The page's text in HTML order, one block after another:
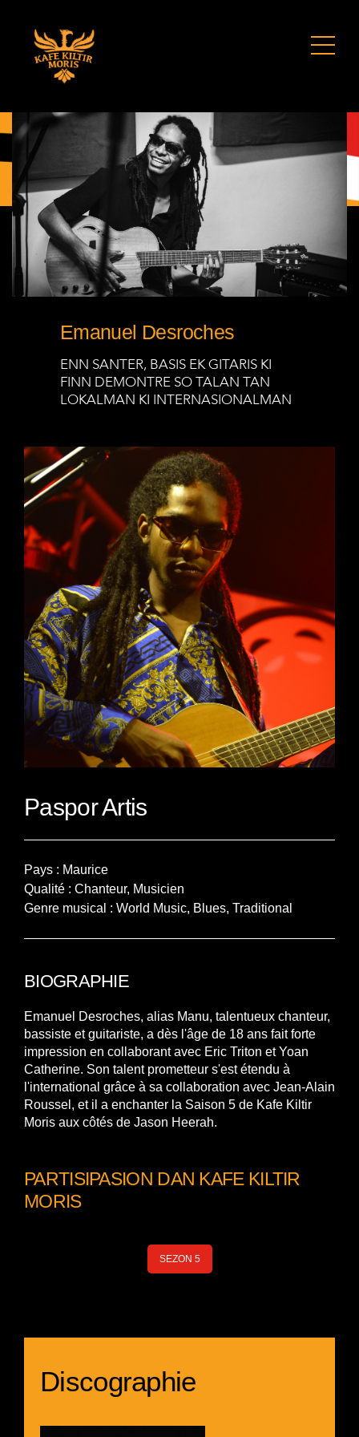
Emanuel Desroches
ENN SANTER, BASIS EK GITARIS KI
FINN DEMONTRE SO TALAN TAN
LOKALMAN KI INTERNASIONALMAN
Paspor Artis
Pays : Maurice
Qualité : Chanteur, Musicien
Genre musical : World Music, Blues, Traditional
BIOGRAPHIE
Emanuel Desroches, alias Manu, talentueux chanteur,
bassiste et guitariste, a dès l'âge de 18 ans fait forte
impression en collaborant avec Eric Triton et Yoan
Catherine. Son talent prometteur s'est étendu à
l'international grâce à sa collaboration avec Jean-Alain
Roussel, et il a enchanter la Saison 5 de Kafe Kiltir
Moris aux côtés de Jason Heerah.
PARTISIPASION DAN KAFE KILTIR
MORIS
SEZON 5
Discographie